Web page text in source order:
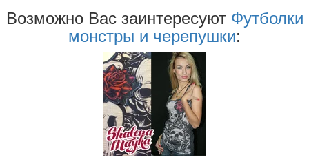
Возможно Ваc заинтересуют Футболки
монстры и черепушки: